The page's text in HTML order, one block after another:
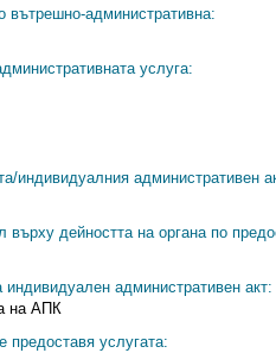
вътрешно-административна:
услуга:
индивидуалния административен
дейността на органа по
административен акт:
на АПК
предоставя услугата: